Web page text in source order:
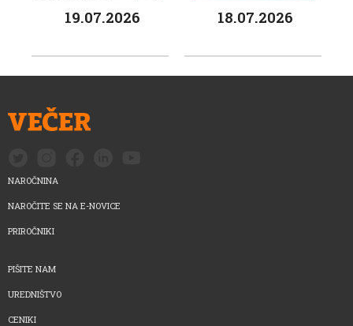
19.07.2026 18.07.2026
NAROČNINA
NAROČITE SE NA E-NOVICE
PRIROČNIKI
PIŠITE NAM
UREDNIŠTVO
CENIKI